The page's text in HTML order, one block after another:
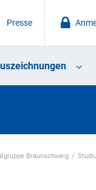
Presse
Braunschweig